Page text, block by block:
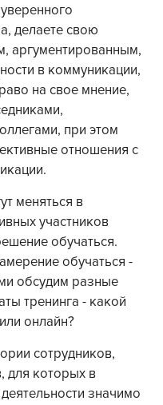
делаете свою
аргументированным,
в коммуникации,
на свое мнение,
при этом
отношения с
меняться в
участников
обучаться.
обучаться -
обсудим разные
тренинга - какой
онлайн?
сотрудников,
для которых в
значимо